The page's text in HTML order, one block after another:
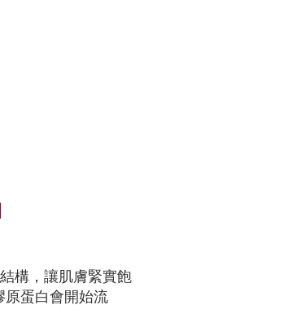
構，讓肌膚緊實飽
原蛋白會開始流